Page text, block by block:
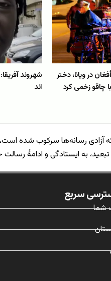
در ویانا، دختر
شهروند
اند
آزادی رسانه‌ها سرکوب شده است،
به ایستادگی و ادامهٔ
سریع
شما